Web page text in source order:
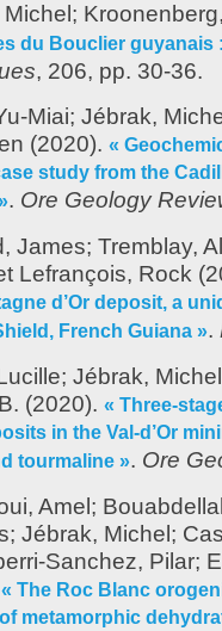
;
du Bouclier
, 206, pp. 30-36.
Miai; Jébrak,
(2020). «
study from the
. Ore Geology
James; Tremblay,
Lefrançois, Rock
d’Or deposit, a
French Guiana ».
; Jébrak, Michel
(2020). « Three-
in the Val-d’Or
tourmaline ». Ore
Amel ;
; Jébrak, Michel ;
Sanchez, Pilar;
« The Roc Blanc
metamorphic